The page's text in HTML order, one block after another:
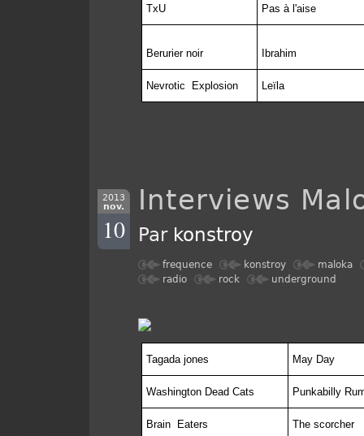
TxU Pas à l'aise
Berurier noir Ibrahim
Nevrotic Explosion Leïla
2013
nov.
10
Interviews
Par konstroy
frequence konstroy
maloka
radio
rock underground
Tagada jones May Day
Washington Dead Cats Punkabilly
Brain Eaters The scorcher